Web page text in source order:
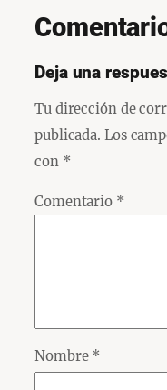
Deja una
Tu dirección de
publicada. Los
con *
Comentario *
Nombre *